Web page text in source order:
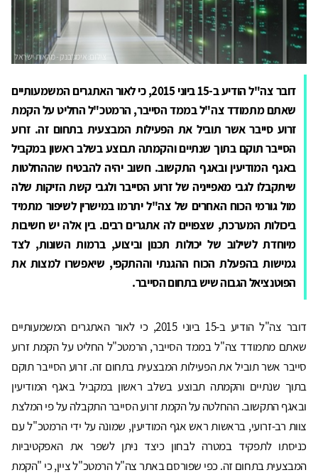
דובר צה"ל הודיע ב-15 ביוני 2015, כי לאור האתגרים המשמעותיים
שאתם מתמודד צה"ל בממד הסייבר, הרמטכ"ל החליט על הקמת
זרוע סייבר אשר תוביל את הפעילות המבצעית בתחום זה. זרוע
הסייבר תוקם בתוך שנתיים והקמתה תבוצע בשלב ראשון במקביל
באגף המודיעין ובאגף התקשוב. חשוב יהיה להבטיח שההחלטות
שיתקבלו לגבי מאפייניה של זרוע הסייבר ולגבי קשת הזיקות שלה
מול גורמי הכוח האחרים של צה"ל יתרמו במישרין לשיפור מתמיד
ביכולות המערכת, שצפויים לה אתגרים רבים. בין אלה יש חשיבות
מיוחדת לשילוב של יכולות תכנון וביצוע, ברמות השונות, לצד
גמישות בהפעלת הכוח ההגנתי וההתקפי, שיאפשרו למצות את
הפוטנציאל הגבוה שיש בתחום הסייבר.
דובר צה"ל הודיע ב-15 ביוני 2015, כי לאור האתגרים המשמעותיים
שאתם מתמודד צה"ל בממד הסייבר, הרמטכ"ל החליט על הקמת זרוע
סייבר אשר תוביל את הפעילות המבצעית בתחום זה. זרוע הסייבר תוקם
בתוך שנתיים והקמתה תבוצע בשלב ראשון במקביל באגף המודיעין
ובאגף התקשוב. ההחלטה על הקמת זרוע הסייבר התקבלה על פי המלצת
צוות רב-זרועי, בראשות ראש אגף המודיעין, שמונה על ידי הרמטכ"ל עם
כניסתו לתפקיד במטרה לבחון כיצד ניתן לשפר את האפקטיביות
המבצעית בתחום זה. כפי שפורסם באתר צה"ל הרמטכ"ל ציין, כי "הקמת